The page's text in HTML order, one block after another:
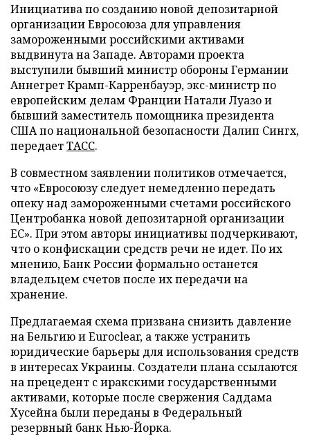
Инициатива по созданию новой депозитарной
организации Евросоюза для управления
замороженными российскими активами
выдвинута на Западе. Авторами проекта
выступили бывший министр обороны Германии
Аннегрет Крамп-Карренбауэр, экс-министр по
европейским делам Франции Натали Луазо и
бывший заместитель помощника президента
США по национальной безопасности Далип Сингх,
передаетТАСС.
В совместном заявлении политиков отмечается,
что «Евросоюзу следует немедленно передать
опеку над замороженными счетами российского
Центробанка новой депозитарной организации
ЕС». При этом авторы инициативы подчеркивают,
что о конфискации средств речи не идет. По их
мнению, Банк России формально останется
владельцем счетов после их передачи на
хранение.
Предлагаемая схема призвана снизить давление
на Бельгию и Euroclear, а также устранить
юридические барьеры для использования средств
в интересах Украины. Создатели плана ссылаются
на прецедент с иракскими государственными
активами, которые после свержения Саддама
Хусейна были переданы в Федеральный
резервный банк Нью-Йорка.